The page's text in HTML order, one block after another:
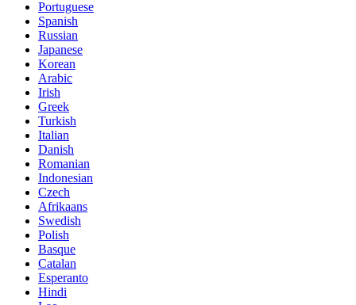
Portuguese
Spanish
Russian
Japanese
Korean
Arabic
Irish
Greek
Turkish
Italian
Danish
Romanian
Indonesian
Czech
Afrikaans
Swedish
Polish
Basque
Catalan
Esperanto
Hindi